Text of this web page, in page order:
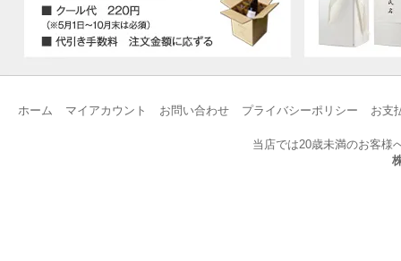
ホーム マイアカウント お問い合わせ プライバシーポリシー お支
当店では20歳未満のお客様